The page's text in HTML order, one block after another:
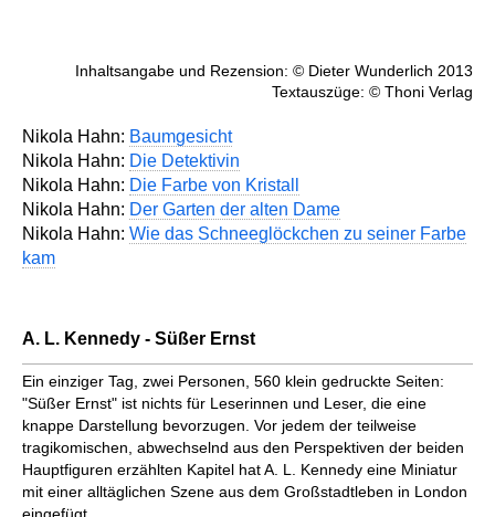
Inhaltsangabe und Rezension: © Dieter Wunderlich 2013
Textauszüge: © Thoni Verlag
Nikola Hahn: Baumgesicht
Nikola Hahn: Die Detektivin
Nikola Hahn: Die Farbe von Kristall
Nikola Hahn: Der Garten der alten Dame
Nikola Hahn: Wie das Schneeglöckchen zu seiner Farbe
kam
A. L. Kennedy - Süßer Ernst
Ein einziger Tag, zwei Personen, 560 klein gedruckte Seiten:
"Süßer Ernst" ist nichts für Leserinnen und Leser, die eine
knappe Darstellung bevorzugen. Vor jedem der teilweise
tragikomischen, abwechselnd aus den Perspektiven der beiden
Hauptfiguren erzählten Kapitel hat A. L. Kennedy eine Miniatur
mit einer alltäglichen Szene aus dem Großstadtleben in London